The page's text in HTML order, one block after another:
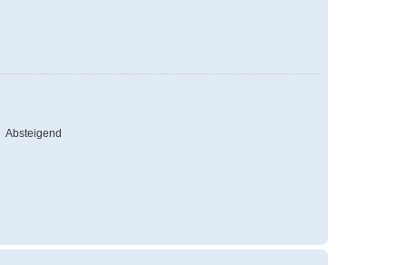
Absteigend